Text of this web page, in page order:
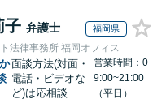
子 弁護士 福岡県
法律事務所 福岡オフィス
か面談方法(対面・
電話・ビデオな
ど)は応相談
営業時間：0
9:00~21:00
（平日）